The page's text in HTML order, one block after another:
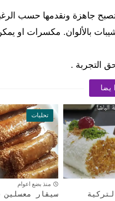
تصبح جاهزة ونقدمها حسب
بالألوان. مكسرات او
التجربة .
تحليات
منذ بضع اعوام
سيقار معسلين